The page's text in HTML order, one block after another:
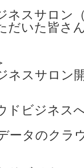
スサロン
だいた皆さ
ネスサロン
ドビジネス
データのク